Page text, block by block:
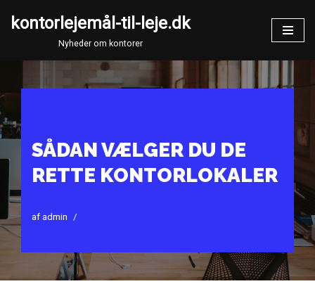
kontorlejemål-til-leje.dk
Nyheder om kontorer
SÅDAN VÆLGER DU DE
RETTE KONTORLOKALER
afadmin